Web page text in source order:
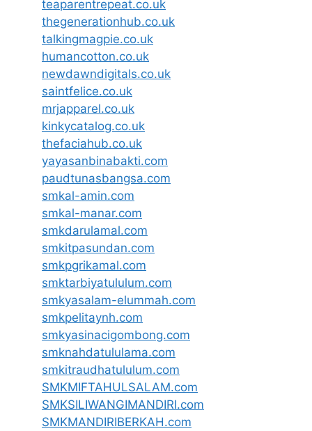
teaparentrepeat.co.uk
thegenerationhub.co.uk
talkingmagpie.co.uk
humancotton.co.uk
newdawndigitals.co.uk
saintfelice.co.uk
mrjapparel.co.uk
kinkycatalog.co.uk
thefaciahub.co.uk
yayasanbinabakti.com
paudtunasbangsa.com
smkal-amin.com
smkal-manar.com
smkdarulamal.com
smkitpasundan.com
smkpgrikamal.com
smktarbiyatululum.com
smkyasalam-elummah.com
smkpelitaynh.com
smkyasinacigombong.com
smknahdatululama.com
smkitraudhatululum.com
SMKMIFTAHULSALAM.com
SMKSILIWANGIMANDIRI.com
SMKMANDIRIBERKAH.com